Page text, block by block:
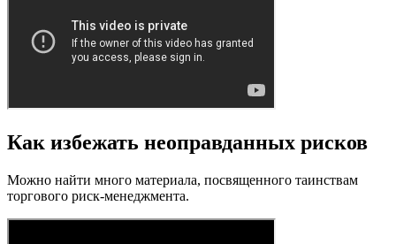
Как избежать неоправданных рисков
Можно найти много материала, посвященного таинствам
торгового риск-менеджмента.